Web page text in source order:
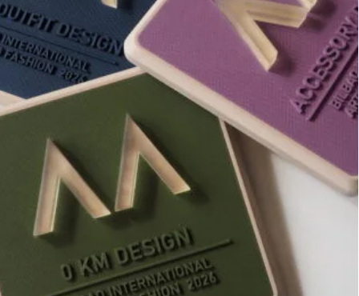
Contest
Ediciones
Formación
Lab
Actualidad